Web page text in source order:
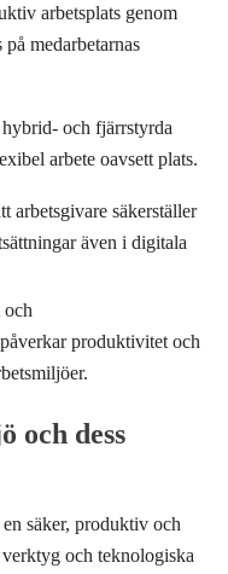
arbetsplats genom
medarbetarnas
och fjärrstyrda
arbete oavsett plats.
arbetsgivare säkerställer
även i digitala
och
produktivitet och
och dess
säker, produktiv och
och teknologiska